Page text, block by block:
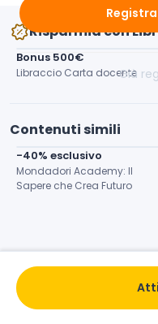
Risparmia con
Bonus 500€
Libraccio Carta docente
Contenuti simili
-40% esclusivo
Mondadori Academy: Il
Sapere che Crea Futuro
Già